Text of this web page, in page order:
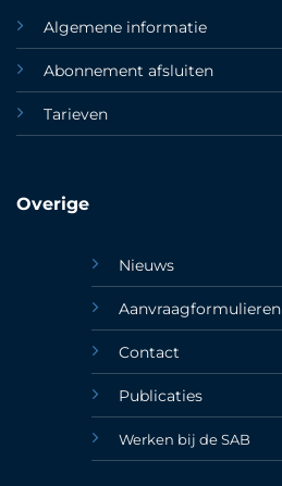
Algemene informatie
Abonnement afsluiten
Tarieven
Overige
Nieuws
Aanvraagformulieren
Contact
Publicaties
Werken bij de SAB